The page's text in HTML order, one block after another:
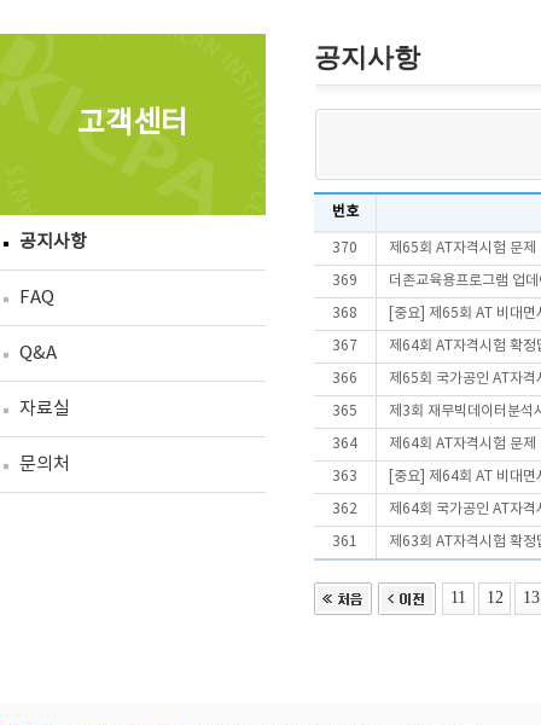
고객센터
공지사항
FAQ
Q&A
자료실
문의처
공지사항
번호
370 제65회 AT자격시험 문
369 더존교육용프로그램 업
368 [중요] 제65회 AT 비대
367 제64회 AT자격시험 확정
366 제65회 국가공인 AT자격
365 제3회 재무빅데이터분석
364 제64회 AT자격시험 문
363 [중요] 제64회 AT 비대
362 제64회 국가공인 AT자격
361 제63회 AT자격시험 확정
11 12 13